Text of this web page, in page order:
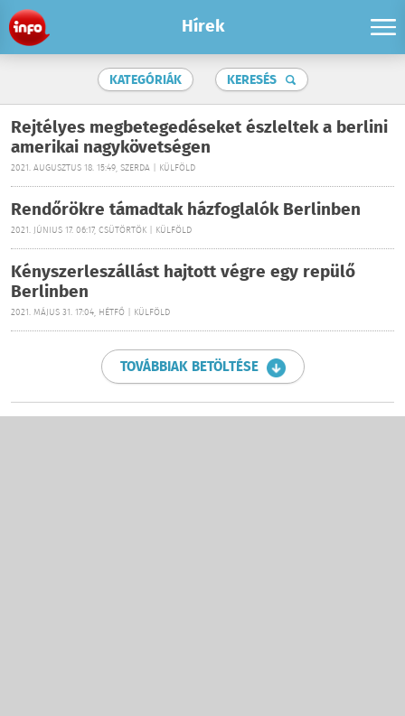
Hírek
KATEGÓRIÁK KERESÉS
Rejtélyes megbetegedéseket észleltek a berlini
amerikai nagykövetségen
2021. AUGUSZTUS 18. 15:49, SZERDA | KÜLFÖLD
Rendőrökre támadtak házfoglalók Berlinben
2021. JÚNIUS 17. 06:17, CSÜTÖRTÖK | KÜLFÖLD
Kényszerleszállást hajtott végre egy repülő
Berlinben
2021. MÁJUS 31. 17:04, HÉTFŐ | KÜLFÖLD
TOVÁBBIAK BETÖLTÉSE